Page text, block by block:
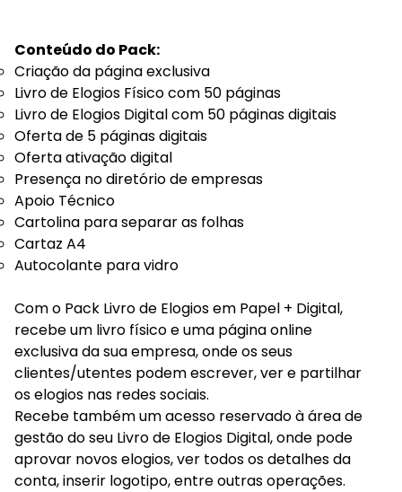
Conteúdo do Pack:
Criação da página exclusiva
Livro de Elogios Físico com 50 páginas
Livro de Elogios Digital com 50 páginas digitais
Oferta de 5 páginas digitais
Oferta ativação digital
Presença no diretório de empresas
Apoio Técnico
Cartolina para separar as folhas
Cartaz A4
Autocolante para vidro
Com o Pack Livro de Elogios em Papel + Digital,
recebe um livro físico e uma página online
exclusiva da sua empresa, onde os seus
clientes/utentes podem escrever, ver e partilhar
os elogios nas redes sociais.
Recebe também um acesso reservado à área de
gestão do seu Livro de Elogios Digital, onde pode
aprovar novos elogios, ver todos os detalhes da
conta, inserir logotipo, entre outras operações.